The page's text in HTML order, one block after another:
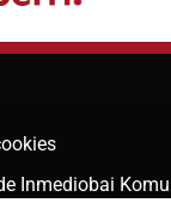
Inmediobai